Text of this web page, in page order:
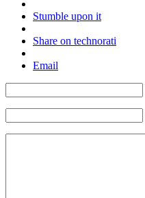
Stumble upon it
Share on technorati
Email